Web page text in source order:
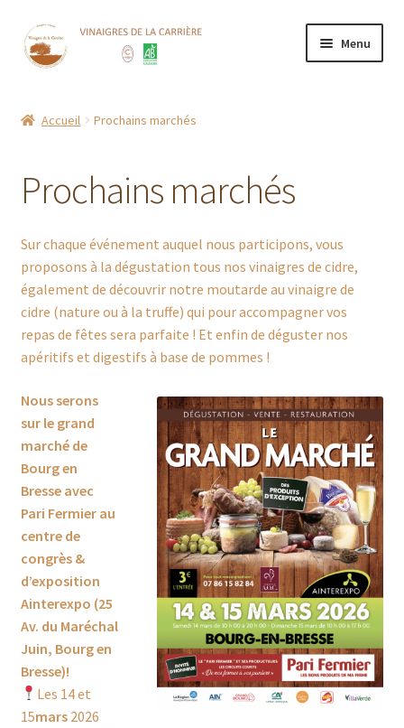
Aller
à
Aller
au
Menu
CGV
Contact
Mentions Légales
Mon compte
Nous trouver
Panier
Prochains marchés
Retour & échanges
Validation de la commande
Visites
Accueil Prochains marchés
Prochains marchés
Sur chaque événement auquel nous participons, vous
proposons à la dégustation tous nos vinaigres de cidre,
également de découvrir notre moutarde au vinaigre de
cidre (nature ou à la truffe) qui pour accompagner vos
repas de fêtes sera parfaite ! Et enfin de déguster nos
apéritifs et digestifs à base de pommes !
Nous serons
sur le grand
marché de
Bourg en
Bresse avec
Pari Fermier au
centre de
congrès &
d’exposition
Ainterexpo (25
Av. du Maréchal
Juin, Bourg en
Bresse)!
Les 14 et
15mars2026